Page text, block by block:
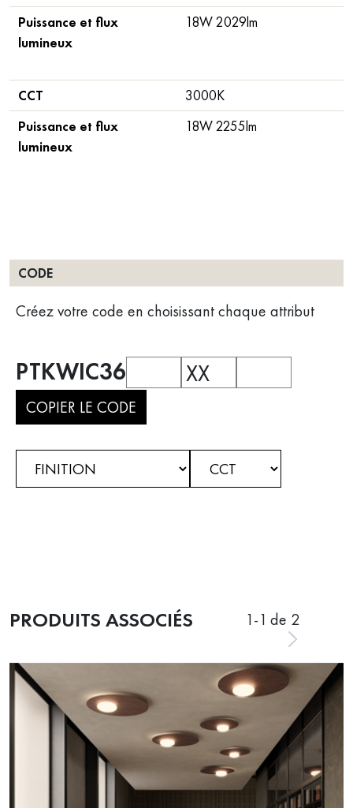
Puissance et flux
lumineux
18W 2029lm
CCT
3000K
Puissance et flux
lumineux
18W 2255lm
CODE
Créez votre code en choisissant chaque attribut
PTKWIC36 XX
COPIER LE CODE
PRODUITS ASSOCIÉS 1-1 de 2